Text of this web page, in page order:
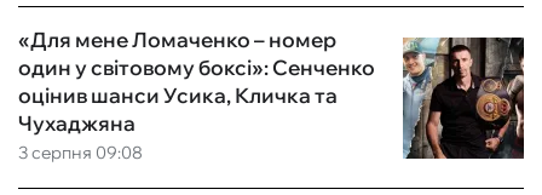
3 серпня 09:08
«Для мене Ломаченко – номер
один у світовому боксі»: Сенченко
оцінив шанси Усика, Кличка та
Чухаджяна